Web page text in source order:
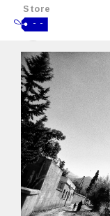
Store
- -